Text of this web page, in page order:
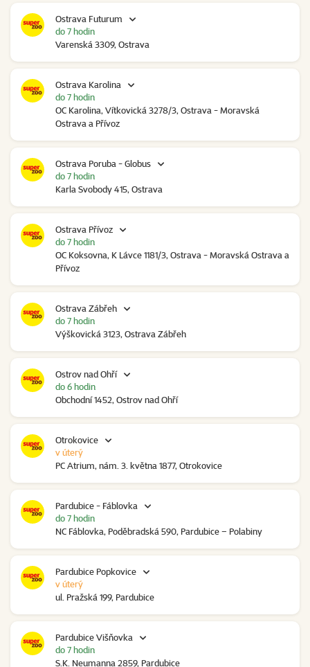
Ostrava Futurum
Varenská 3309, Ostrava
do 7 hodin
Ostrava Karolina
OC Karolina, Vítkovická 3278/3, Ostrava - Moravská
Ostrava a Přívoz
do 7 hodin
Ostrava Poruba - Globus
Karla Svobody 415, Ostrava
do 7 hodin
Ostrava Přívoz
OC Koksovna, K Lávce 1181/3, Ostrava - Moravská Ostrava a
Přívoz
do 7 hodin
Ostrava Zábřeh
Výškovická 3123, Ostrava Zábřeh
do 7 hodin
Ostrov nad Ohří
Obchodní 1452, Ostrov nad Ohří
do 6 hodin
Otrokovice
PC Atrium, nám. 3. května 1877, Otrokovice
v úterý
Pardubice - Fáblovka
NC Fáblovka, Poděbradská 590, Pardubice – Polabiny
do 7 hodin
Pardubice Popkovice
ul. Pražská 199, Pardubice
v úterý
Pardubice Višňovka
S.K. Neumanna 2859, Pardubice
do 7 hodin